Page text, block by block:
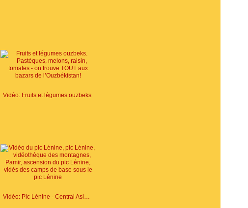
Vidéo: Fruits et légumes ouzbeks
Vidéo: Pic Lénine - Central Asia Travel